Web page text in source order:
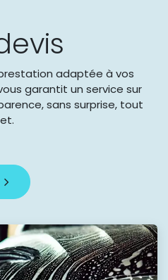
adaptée à vos
garantit un service sur
sans surprise, tout